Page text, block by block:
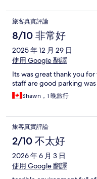
旅客真實評論
8/10 非常好
2025 年 12 月 29 日
使用 Google 翻譯
Its was great thank you
staff are good parking
Shawn，1 晚旅行
旅客真實評論
2/10 不太好
2026 年 6 月 3 日
使用 Google 翻譯